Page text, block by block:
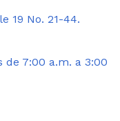
19 No. 21-44.
de 7:00 a.m. a 3:00